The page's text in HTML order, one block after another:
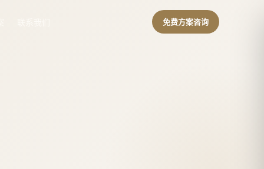
免费方案咨询